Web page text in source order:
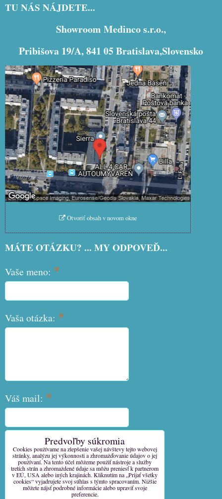
TU NÁS NÁJDETE...
Showroom Medinco s.r.o.,
Pribišova 19/A, 841 05 Bratislava,Slovensko
Externý obsah je blokovaný Voľbami
súkromia
Prajete si načítať externý obsah?
Povoliť tentokrát
Povoliť a zapamätať - súhlas s
druhom cookie: Funkčné
Otvoriť obsah v novom okne
MÁTE OTÁZKU? ... MY ODPOVEĎ...
Vaše meno: *
Vaša otázka: *
Váš mail: *
Váš telefón:*
Odoslať
Predvoľby súkromia
Cookies používame na zlepšenie vašej návštevy tejto webovej
stránky, analýzu jej výkonnosti a zhromažďovanie údajov o jej
používaní. Na tento účel môžeme použiť nástroje a služby
tretích strán a zhromaždené údaje sa môžu preniesť k partnerom
v EÚ, USA alebo iných krajinách. Kliknutím na „Prijať všetky
cookies“ vyjadrujete svoj súhlas s týmto spracovaním. Nižšie
môžete nájsť podrobné informácie alebo upraviť svoje
preferencie.